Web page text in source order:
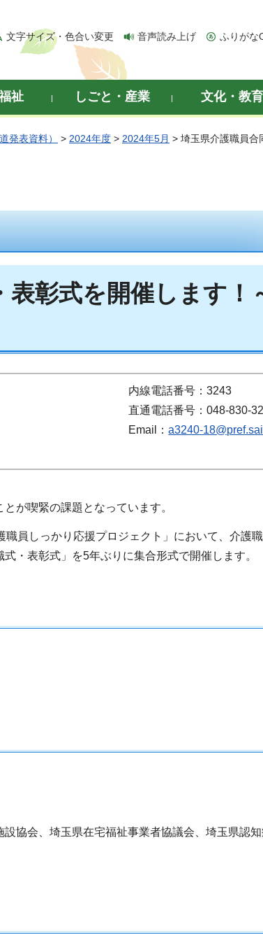
文字サイズ・色合い変更 音声読み上げ ふりがな
祉 しごと・産業 文化・教育
発表資料） > 2024年度 > 2024年5月 > 埼玉県介護職員合
彰式を開催します！
内線電話番号：3243
直通電話番号：048-830-
Email：a3240-
が喫緊の課題となっています。
員しっかり応援プロジェクト」において、介護
・表彰式」を5年ぶりに集合形式で開催します。
協会、埼玉県在宅福祉事業者協議会、埼玉県認知